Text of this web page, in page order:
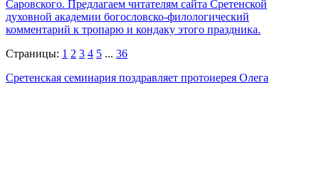
Саровского. Предлагаем читателям сайта Сретенской
духовной академии богословско-филологический
комментарий к тропарю и кондаку этого праздника.
Страницы: 1 2 3 4 5 ... 36
Сретенская семинария поздравляет протоиерея Олега